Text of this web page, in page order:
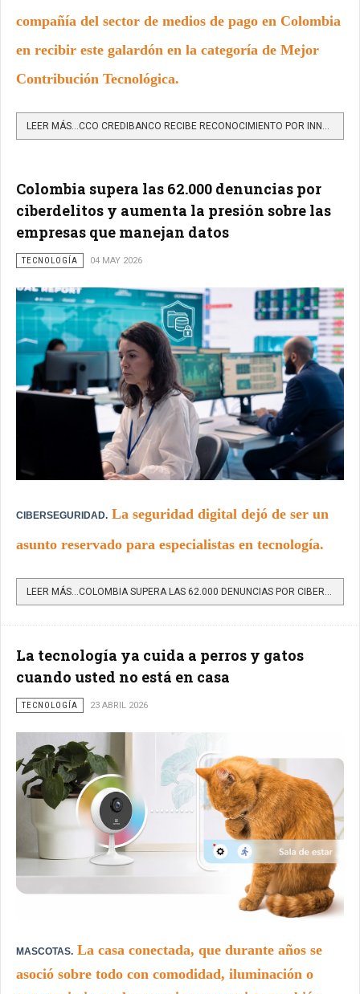
compañía del sector de medios de pago en Colombia
en recibir este galardón en la categoría de Mejor
Contribución Tecnológica.
LEER MÁS…CCO CREDIBANCO RECIBE RECONOCIMIENTO POR INNOVACIÓN TECNOLÓGICA CON INTELIGENCIA ARTIFICIAL EN...
Colombia supera las 62.000 denuncias por
ciberdelitos y aumenta la presión sobre las
empresas que manejan datos
TECNOLOGÍA 04 MAY 2026
CIBERSEGURIDAD. La seguridad digital dejó de ser un
asunto reservado para especialistas en tecnología.
LEER MÁS…COLOMBIA SUPERA LAS 62.000 DENUNCIAS POR CIBERDELITOS Y AUMENTA LA PRESIÓN SOBRE LAS EMPRESAS QUE...
La tecnología ya cuida a perros y gatos
cuando usted no está en casa
TECNOLOGÍA 23 ABRIL 2026
MASCOTAS. La casa conectada, que durante años se
asoció sobre todo con comodidad, iluminación o